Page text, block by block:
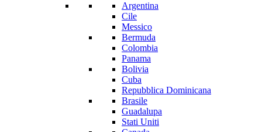
Argentina
Cile
Messico
Bermuda
Colombia
Panama
Bolivia
Cuba
Repubblica Dominicana
Brasile
Guadalupa
Stati Uniti